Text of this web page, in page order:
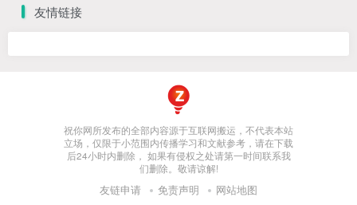
友情链接
祝你网所发布的全部内容源于互联网搬运，不代表本站
立场，仅限于小范围内传播学习和文献参考，请在下载
后24小时内删除， 如果有侵权之处请第一时间联系我
们删除。敬请谅解!
友链申请 免责声明 网站地图